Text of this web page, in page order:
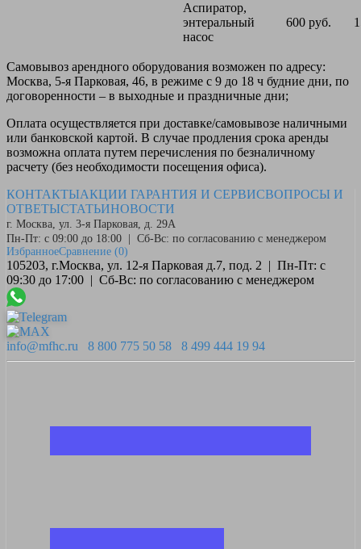
Аспиратор,
энтеральный
насос
600 руб.
Самовывоз арендного оборудования возможен по адресу:
Москва, 5-я Парковая, 46, в режиме с 9 до 18 ч будние дни, по
договоренности – в выходные и праздничные дни;
Оплата осуществляется при доставке/самовывозе наличными
или банковской картой. В случае продления срока аренды
возможна оплата путем перечисления по безналичному
расчету (без необходимости посещения офиса).
КОНТАКТЫАКЦИИ ГАРАНТИЯ И СЕРВИСВОПРОСЫ И
ОТВЕТЫСТАТЬИНОВОСТИ
г. Москва, ул. 3-я Парковая, д. 29А
Пн-Пт: с 09:00 до 18:00 | Сб-Вс: по согласованию с менеджером
ИзбранноеСравнение (0)
105203, г.Москва, ул. 12-я Парковая д.7, под. 2 | Пн-Пт: с
09:30 до 17:00 | Сб-Вс: по согласованию с менеджером
info@mfhc.ru 8 800 775 50 58 8 499 444 19 94